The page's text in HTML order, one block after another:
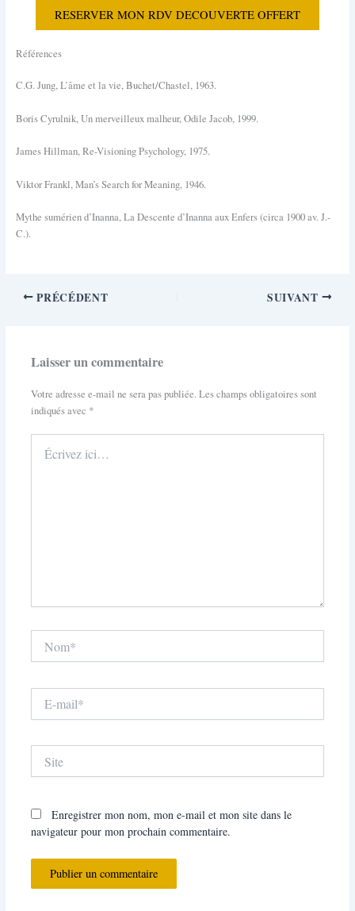
RESERVER MON RDV DECOUVERTE OFFERT
Références
C.G. Jung, L’âme et la vie, Buchet/Chastel, 1963.
Boris Cyrulnik, Un merveilleux malheur, Odile Jacob, 1999.
James Hillman, Re-Visioning Psychology, 1975.
Viktor Frankl, Man’s Search for Meaning, 1946.
Mythe sumérien d’Inanna, La Descente d’Inanna aux Enfers (circa 1900 av. J.-
C.).
PRÉCÉDENT SUIVANT
Laisser un commentaire
Votre adresse e-mail ne sera pas publiée. Les champs obligatoires sont
indiqués avec *
ici…
mail*
Enregistrer mon nom, mon e-mail et mon site dans le
navigateur pour mon prochain commentaire.